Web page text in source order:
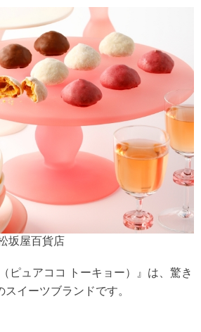
坂屋百貨店
ピュアココ トーキョー）』は、驚き
イーツブランドです。